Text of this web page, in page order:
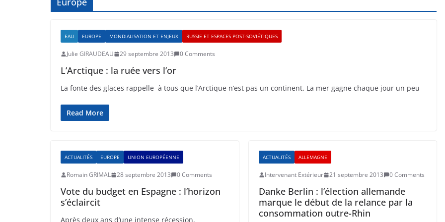
EAU EUROPE MONDIALISATION ET ENJEUX RUSSIE ET ESPACES POST-SOVIÉTIQUES
Julie GIRAUDEAU 29 septembre 2013 0 Comments
L’Arctique : la ruée vers l’or
La fonte des glaces rappelle à tous que l’Arctique n’est pas un continent. La mer gagne chaque jour un peu
Read More
ACTUALITÉS EUROPE UNION EUROPÉENNE
Romain GRIMAL 28 septembre 2013 0 Comments
Vote du budget en Espagne : l’horizon
s’éclaircit
Après deux ans d’une intense récession,
ACTUALITÉS ALLEMAGNE
Intervenant Extérieur 21 septembre 2013 0 Comments
Danke Berlin : l’élection allemande
marque le début de la relance par la
consommation outre-Rhin